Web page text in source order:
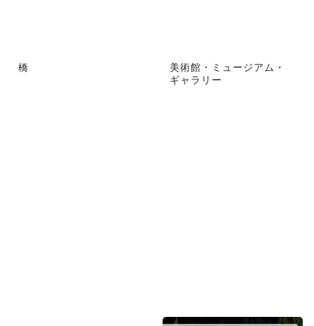
橋
美術館・ミュージアム・
ギャラリー